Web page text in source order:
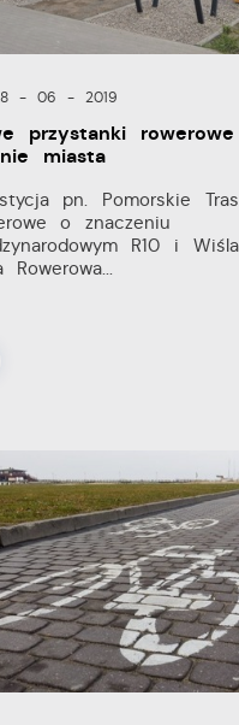
- 06 - 2019
przystanki
miasta
pn. Pomorskie
o znaczeniu
R10 i
Rowerowa...